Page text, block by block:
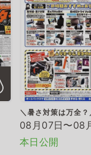
＼暑さ対策は万全
08月07日〜08
本日公開